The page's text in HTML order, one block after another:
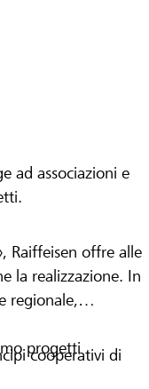
ad associazioni e
Raiffeisen offre alle
la realizzazione. In
regionale,
progetti
cooperativi di